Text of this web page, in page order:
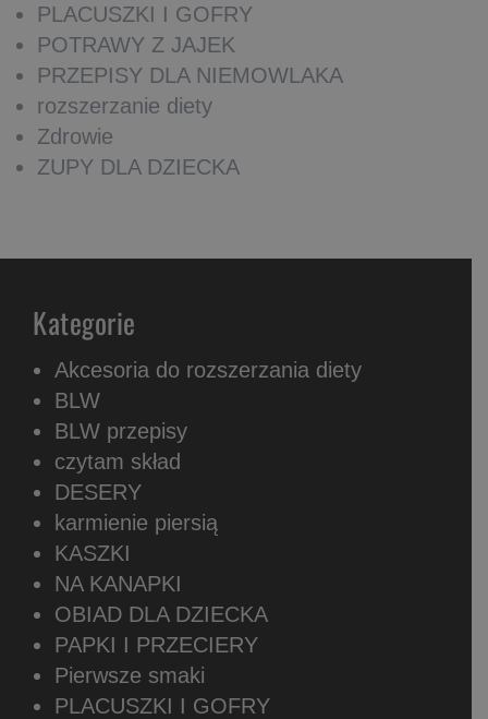
PLACUSZKI I GOFRY
POTRAWY Z JAJEK
PRZEPISY DLA NIEMOWLAKA
rozszerzanie diety
Zdrowie
ZUPY DLA DZIECKA
Kategorie
Akcesoria do rozszerzania diety
BLW
BLW przepisy
czytam skład
DESERY
karmienie piersią
KASZKI
NA KANAPKI
OBIAD DLA DZIECKA
PAPKI I PRZECIERY
Pierwsze smaki
PLACUSZKI I GOFRY